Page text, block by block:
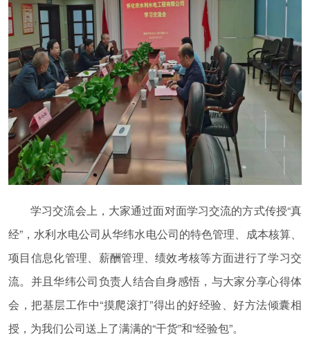
学习交流会上，大家通过面对面学习交流的方式传授“真
经”，水利水电公司从华纬水电公司的特色管理、成本核算、
项目信息化管理、薪酬管理、绩效考核等方面进行了学习交
流。并且华纬公司负责人结合自身感悟，与大家分享心得体
会，把基层工作中“摸爬滚打”得出的好经验、好方法倾囊相
授，为我们公司送上了满满的“干货”和“经验包”。